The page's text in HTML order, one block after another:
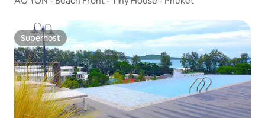
Superhost
Superhost